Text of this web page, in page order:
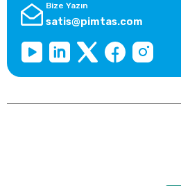
Bize Yazın
satis@pimtas.com